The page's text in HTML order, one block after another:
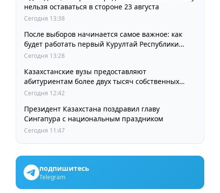
нельзя оставаться в стороне 23 августа
Сегодня 13:38
После выборов начинается самое важное: как
будет работать первый Курултай Республики
Казахстан
Сегодня 13:28
Казахстанские вузы предоставляют
абитуриентам более двух тысяч собственных
образовательных грантов
Сегодня 12:42
Президент Казахстана поздравил главу
Сингапура с национальным праздником
Сегодня 11:47
подпишитесь
Telegram